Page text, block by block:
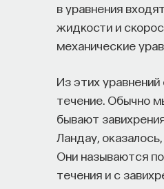
в уравнения
жидкости и
механические
Из этих
течение. Обычно
бывают
Ландау,
Они называются
течения и с